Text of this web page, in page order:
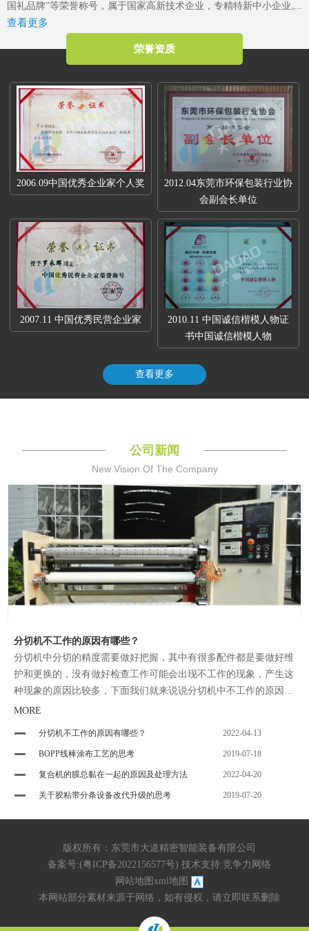
国礼品牌”等荣誉称号，属于国家高新技术企业，专精特新中小企业。
2023年4月成立了“东莞市大道精密智能装备有限公司关心下一代工作
委员会”，是东莞市企石镇工商联副会长单位、东莞市企石镇文学艺术
界联合会副主席单位、东莞市环保包装行业协会副会长单位、东莞市
位、广东省胶粘剂行业协会理事单位、国家标准《机械安全中安全防
护授权系统的基本要求》起草单位。
查看更多
荣誉资质
2006.09中国优秀企业家个人奖
2012.04东莞市环保包装行业协
会副会长单位
2007.11 中国优秀民营企业家
2010.11 中国诚信楷模人物证
书中国诚信楷模人物
查看更多
公司新闻
New Vision Of The Company
分切机不工作的原因有哪些？
分切机中分切的精度需要做好把握，其中有很多配件都是要做好维
护和更换的，没有做好检查工作可能会出现不工作的现象，产生这
种现象的原因比较多，下面我们就来说说分切机中不工作的原因有
哪些。
MORE
分切机不工作的原因有哪些？ 2022-04-13
BOPP线棒涂布工艺的思考 2019-07-18
复合机的膜总黏在一起的原因及处理方法 2022-04-20
关于胶粘带分条设备改代升级的思考 2019-07-20
版权所有：东莞市大道精密智能装备有限公司
备案号:(粤ICP备2022156577号) 技术支持:竞争力网络
网站地图 xml地图
本网站部分素材来源于网络，如有侵权，请立即联系删除